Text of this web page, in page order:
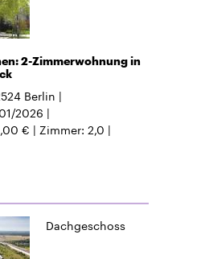
2-Zimmerwohnung in
Berlin
2026
€ Zimmer 2,0
Dachgeschoss